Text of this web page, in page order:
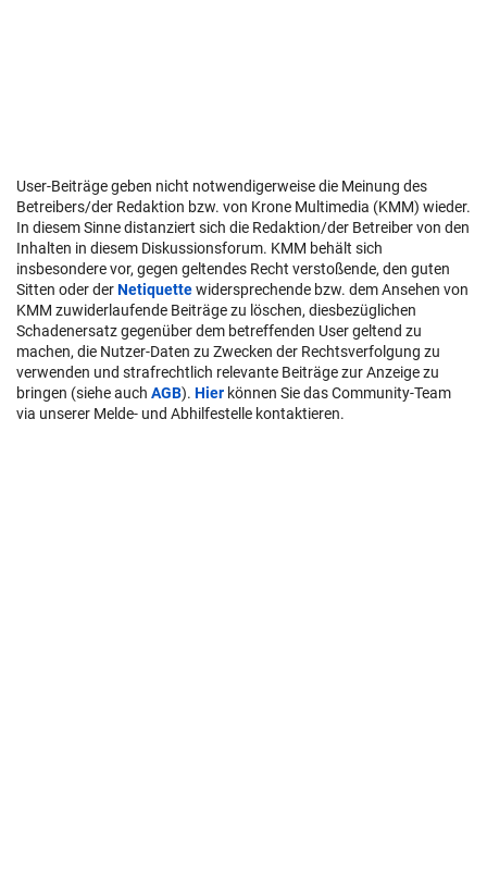
User-Beiträge geben nicht notwendigerweise die Meinung des
Betreibers/der Redaktion bzw. von Krone Multimedia (KMM) wieder.
In diesem Sinne distanziert sich die Redaktion/der Betreiber von den
Inhalten in diesem Diskussionsforum. KMM behält sich
insbesondere vor, gegen geltendes Recht verstoßende, den guten
Sitten oder derNetiquettewidersprechende bzw. dem Ansehen von
KMM zuwiderlaufende Beiträge zu löschen, diesbezüglichen
Schadenersatz gegenüber dem betreffenden User geltend zu
machen, die Nutzer-Daten zu Zwecken der Rechtsverfolgung zu
verwenden und strafrechtlich relevante Beiträge zur Anzeige zu
bringen (siehe auch AGB). Hier können Sie das Community-Team
via unserer Melde- und Abhilfestelle kontaktieren.